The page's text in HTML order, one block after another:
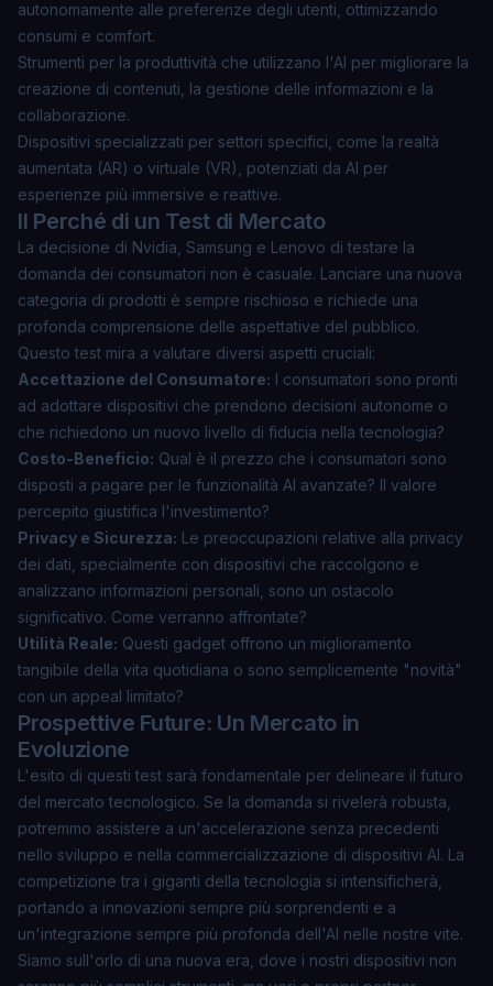
autonomamente alle preferenze degli utenti, ottimizzando
consumi e comfort.
Strumenti per la produttività che utilizzano l'AI per migliorare la
creazione di contenuti, la gestione delle informazioni e la
collaborazione.
Dispositivi specializzati per settori specifici, come la realtà
aumentata (AR) o virtuale (VR), potenziati da AI per
esperienze più immersive e reattive.
Il Perché di un Test di Mercato
La decisione di Nvidia, Samsung e Lenovo di testare la
domanda dei consumatori non è casuale. Lanciare una nuova
categoria di prodotti è sempre rischioso e richiede una
profonda comprensione delle aspettative del pubblico.
Questo test mira a valutare diversi aspetti cruciali:
Accettazione del Consumatore: I consumatori sono pronti
ad adottare dispositivi che prendono decisioni autonome o
che richiedono un nuovo livello di fiducia nella tecnologia?
Costo-Beneficio: Qual è il prezzo che i consumatori sono
disposti a pagare per le funzionalità AI avanzate? Il valore
percepito giustifica l'investimento?
Privacy e Sicurezza: Le preoccupazioni relative alla privacy
dei dati, specialmente con dispositivi che raccolgono e
analizzano informazioni personali, sono un ostacolo
significativo. Come verranno affrontate?
Utilità Reale: Questi gadget offrono un miglioramento
tangibile della vita quotidiana o sono semplicemente "novità"
con un appeal limitato?
Prospettive Future: Un Mercato in
Evoluzione
L'esito di questi test sarà fondamentale per delineare il futuro
del mercato tecnologico. Se la domanda si rivelerà robusta,
potremmo assistere a un'accelerazione senza precedenti
nello sviluppo e nella commercializzazione di dispositivi AI. La
competizione tra i giganti della tecnologia si intensificherà,
portando a innovazioni sempre più sorprendenti e a
un'integrazione sempre più profonda dell'AI nelle nostre vite.
Siamo sull'orlo di una nuova era, dove i nostri dispositivi non